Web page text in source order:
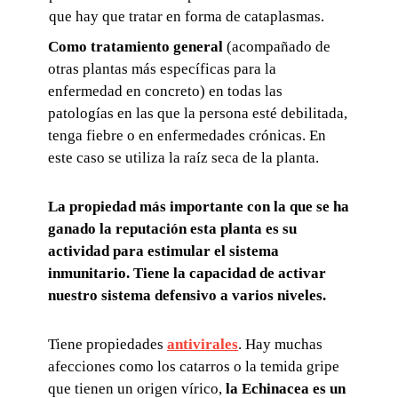
que hay que tratar en forma de cataplasmas.
Como tratamiento general (acompañado de
otras plantas más específicas para la
enfermedad en concreto) en todas las
patologías en las que la persona esté debilitada,
tenga fiebre o en enfermedades crónicas. En
este caso se utiliza la raíz seca de la planta.
La propiedad más importante con la que se ha
ganado la reputación esta planta es su
actividad para estimular el sistema
inmunitario. Tiene la capacidad de activar
nuestro sistema defensivo a varios niveles.
Tiene propiedades antivirales. Hay muchas
afecciones como los catarros o la temida gripe
que tienen un origen vírico, la Echinacea es un